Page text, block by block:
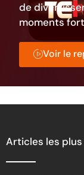
de
moments
Voir le
Articles les